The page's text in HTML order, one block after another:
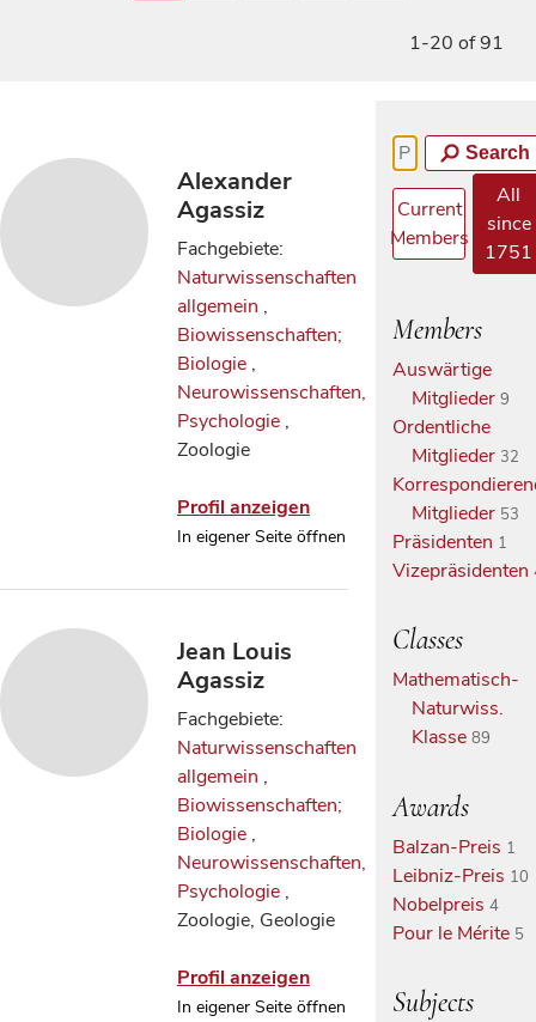
1-20 of 91
Alexander
Agassiz
Fachgebiete:
Naturwissenschaften
allgemein ,
Biowissenschaften;
Biologie ,
Neurowissenschaften,
Psychologie ,
Zoologie
Profil anzeigen
In eigener Seite öffnen
Jean Louis
Agassiz
Fachgebiete:
Naturwissenschaften
allgemein ,
Biowissenschaften;
Biologie ,
Neurowissenschaften,
Psychologie ,
Zoologie, Geologie
Profil anzeigen
In eigener Seite öffnen
Search
Current
Members
All
since
1751
Members
Auswärtige
Mitglieder 9
Ordentliche
Mitglieder 32
Mitglieder 53
Präsidenten 1
Vizepräsidenten
Classes
Mathematisch-
Naturwiss.
Klasse 89
Awards
Balzan-Preis 1
Leibniz-Preis 10
Nobelpreis 4
Pour le Mérite 5
Subjects